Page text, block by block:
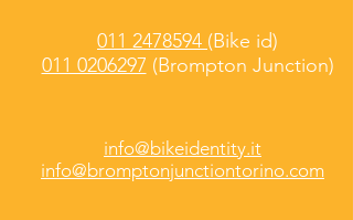
011 2478594 (Bike id)
011 0206297 (Brompton Junction)
info@bikeidentity.it
info@bromptonjunctiontorino.com